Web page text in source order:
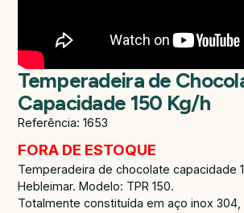
Temperadeira de
Capacidade 150 Kg/h
Referência: 1653
FORA DE ESTOQUE
Temperadeira de chocolate capacidade
Hebleimar. Modelo: TPR 150.
Totalmente constituída em aço inox